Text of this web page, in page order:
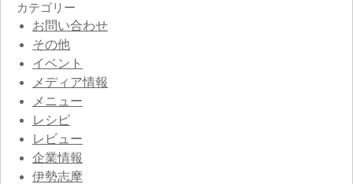
カテゴリー
お問い合わせ
その他
イベント
メディア情報
メニュー
レシピ
レビュー
企業情報
伊勢志摩